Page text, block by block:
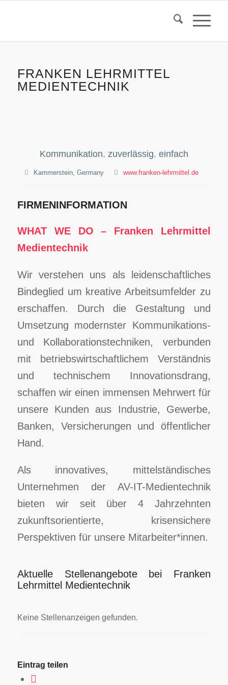
FRANKEN LEHRMITTEL
MEDIENTECHNIK
Kommunikation. zuverlässig. einfach
Kammerstein, Germany www.franken-lehrmittel.de
FIRMENINFORMATION
WHAT WE DO – Franken Lehrmittel
Medientechnik
Wir verstehen uns als leidenschaftliches
Bindeglied um kreative Arbeitsumfelder zu
erschaffen. Durch die Gestaltung und
Umsetzung modernster Kommunikations-
und Kollaborationstechniken, verbunden
mit betriebswirtschaftlichem Verständnis
und technischem Innovationsdrang,
schaffen wir einen immensen Mehrwert für
unsere Kunden aus Industrie, Gewerbe,
Banken, Versicherungen und öffentlicher
Hand.
Als innovatives, mittelständisches
Unternehmen der AV-IT-Medientechnik
bieten wir seit über 4 Jahrzehnten
zukunftsorientierte, krisensichere
Perspektiven für unsere Mitarbeiter*innen.
Aktuelle Stellenangebote bei Franken
Lehrmittel Medientechnik
Keine Stellenanzeigen gefunden.
Eintrag teilen